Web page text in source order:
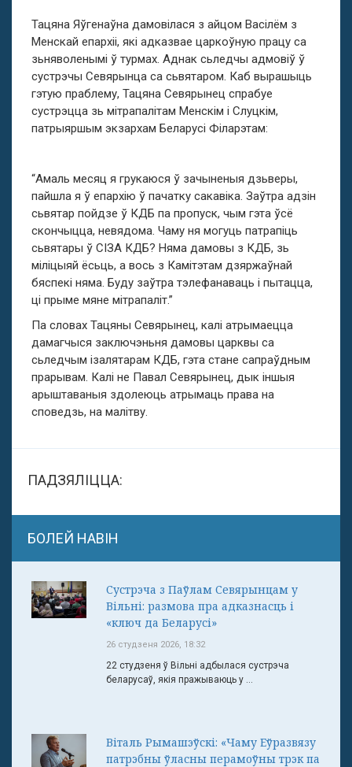
Тацяна Яўгенаўна дамовілася з айцом Васілём з
Менскай епархіі, які адказвае царкоўную працу са
зьняволенымі ў турмах. Аднак сьледчы адмовіў ў
сустрэчы Севярынца са сьвятаром. Каб вырашыць
гэтую праблему, Тацяна Севярынец спрабуе
сустрэцца зь мітрапалітам Менскім і Слуцкім,
патрыяршым экзархам Беларусі Філарэтам:
“Амаль месяц я грукаюся ў зачыненыя дзьверы,
пайшла я ў епархію ў пачатку сакавіка. Заўтра адзін
сьвятар пойдзе ў КДБ па пропуск, чым гэта ўсё
скончыцца, невядома. Чаму ня могуць патрапіць
сьвятары ў СІЗА КДБ? Няма дамовы з КДБ, зь
міліцыяй ёсьць, а вось з Камітэтам дзяржаўнай
бяспекі няма. Буду заўтра тэлефанаваць і пытацца,
ці прыме мяне мітрапаліт.”
Па словах Тацяны Севярынец, калі атрымаецца
дамагчыся заключэньня дамовы царквы са
сьледчым ізалятарам КДБ, гэта стане сапраўдным
прарывам. Калі не Павал Севярынец, дык іншыя
арыштаваныя здолеюць атрымаць права на
споведзь, на малітву.
ПАДЗЯЛІЦЦА:
БОЛЕЙ НАВІН
Сустрэча з Паўлам Севярынцам у
Вільні: размова пра адказнасць і
«ключ да Беларусі»
26 студзеня 2026, 18:32
22 студзеня ў Вільні адбылася сустрэча
беларусаў, якія пражываюць у ...
Віталь Рымашэўскі: «Чаму Еўразвязу
патрэбны ўласны перамоўны трэк па